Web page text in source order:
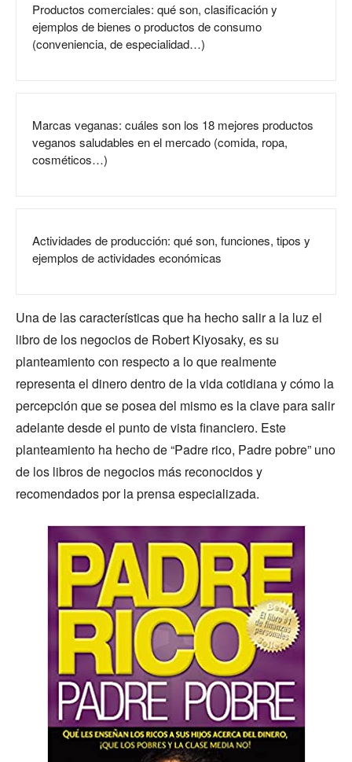
Productos comerciales: qué son, clasificación y
ejemplos de bienes o productos de consumo
(conveniencia, de especialidad…)
Marcas veganas: cuáles son los 18 mejores productos
veganos saludables en el mercado (comida, ropa,
cosméticos…)
Actividades de producción: qué son, funciones, tipos y
ejemplos de actividades económicas
Una de las características que ha hecho salir a la luz el
libro de los negocios de Robert Kiyosaky, es su
planteamiento con respecto a lo que realmente
representa el dinero dentro de la vida cotidiana y cómo la
percepción que se posea del mismo es la clave para salir
adelante desde el punto de vista financiero. Este
planteamiento ha hecho de “Padre rico, Padre pobre” uno
de los libros de negocios más reconocidos y
recomendados por la prensa especializada.